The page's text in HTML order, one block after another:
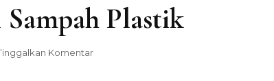
Plastik
Komentarpada